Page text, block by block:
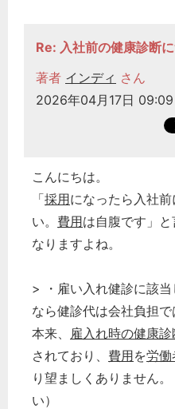
Re: 入社前の健康診断
著者 インディ さん
2026年04月17日 09:09
こんにちは。
「採用になったら入社前
い。 費用は自腹です」
なりますよね。
> ・雇い入れ健診に該
なら健診代は会社負担で
本来、 雇入れ時の健康診
されており、 費用を労働
り望ましくありません
い）